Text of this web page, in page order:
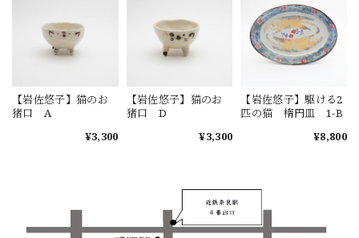
【岩佐悠子】猫のお
猪口 A
¥3,300
【岩佐悠子】猫のお
猪口 D
¥3,300
【岩佐悠子】駆ける2
匹の猫 楕円皿 1-B
¥8,800